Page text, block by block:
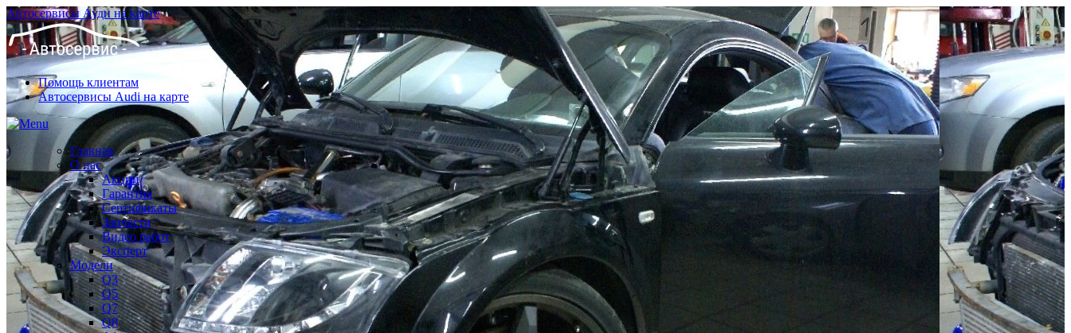
Автосервисы Ауди на карте
Помощь клиентам
Автосервисы Audi на карте
Главная
О нас
Акции
Гарантия
Сертификаты
Запчасти
Видео работ
Эксперт
Модели
Q3
Q5
Q7
Q8